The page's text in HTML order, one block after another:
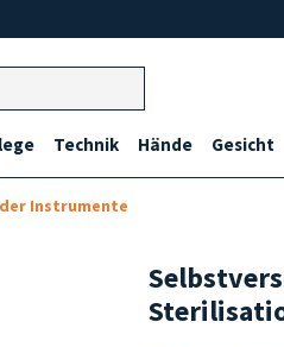
Technik Hände Gesicht
Instrumente